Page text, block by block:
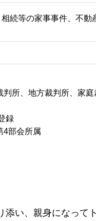
続等の家事事件、不動
所、地方裁判所、家
録
4部会所属
い、親身になって